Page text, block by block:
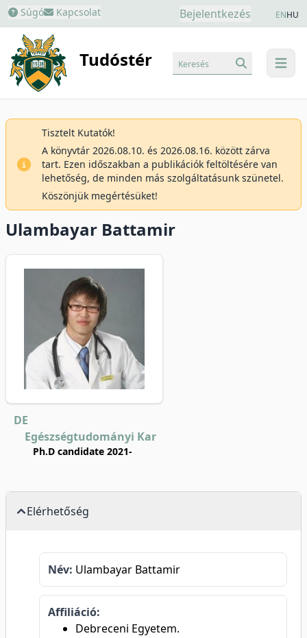
Súgó Kapcsolat Bejelentkezés ENHU
Tudóstér menu
Keresés
Tisztelt Kutatók!
A könyvtár 2026.08.10. és 2026.08.16. között zárva
tart. Ezen időszakban a publikációk feltöltésére van
lehetőség, de minden más szolgáltatásunk szünetel.
Köszönjük megértésüket!
Ulambayar Battamir
DE
Egészségtudományi Kar
Ph.D candidate 2021-
Elérhetőség
Név: Ulambayar Battamir
Affiliáció:
Debreceni Egyetem.